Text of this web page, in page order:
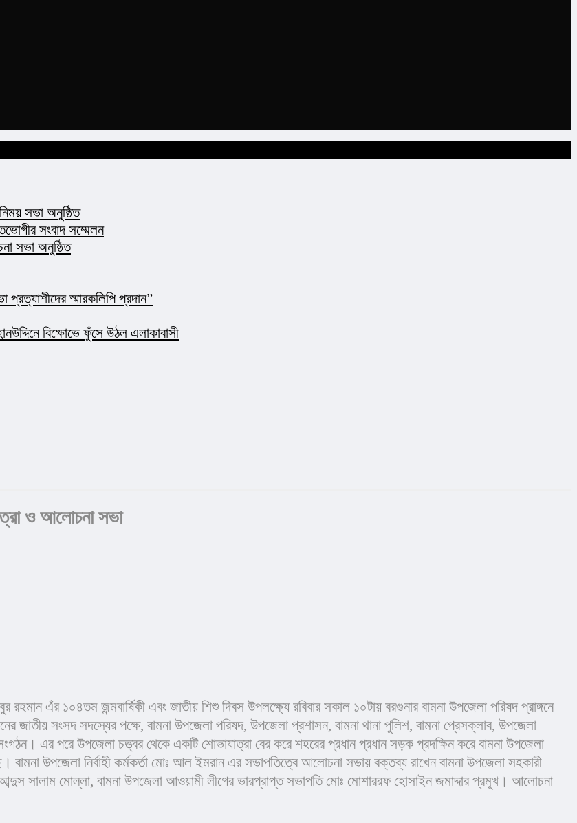
সভা অনুষ্ঠিত
সংবাদ সম্মেলন
সভা অনুষ্ঠিত
স্মারকলিপি প্রদান”
বিক্ষোভে ফুঁসে উঠল এলাকাবাসী
ও আলোচনা সভা
এঁর ১০৪তম জন্মবার্ষিকী এবং জাতীয় শিশু দিবস উপলক্ষ্যে রবিবার সকাল ১০টায় বরগুনার বামনা উপজেলা পরিষদ প্রাঙ্গনে
জাতীয় সংসদ সদস্যের পক্ষে, বামনা উপজেলা পরিষদ, উপজেলা প্রশাসন, বামনা থানা পুলিশ, বামনা প্রেসক্লাব, উপজেলা
এর পরে উপজেলা চত্ত্বর থেকে একটি শোভাযাত্রা বের করে শহরের প্রধান প্রধান সড়ক প্রদক্ষিন করে বামনা উপজেলা
উপজেলা নির্বাহী কর্মকর্তা মোঃ আল ইমরান এর সভাপতিত্বে আলোচনা সভায় বক্তব্য রাখেন বামনা উপজেলা সহকারী
সালাম মোল্লা, বামনা উপজেলা আওয়ামী লীগের ভারপ্রাপ্ত সভাপতি মোঃ মোশাররফ হোসাইন জমাদ্দার প্রমূখ। আলোচনা